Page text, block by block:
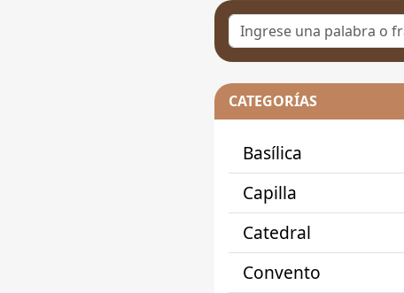
CATEGORÍAS
Basílica
Capilla
Catedral
Convento